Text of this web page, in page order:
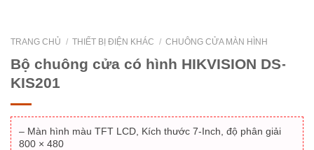
- 15%
TRANG CHỦ / THIẾT BỊ ĐIỆN KHÁC / CHUÔNG CỬA MÀN HÌNH
Bộ chuông cửa có hình HIKVISION DS-
KIS201
– Màn hình màu TFT LCD, Kích thước 7-Inch, độ phân giải
800 × 480